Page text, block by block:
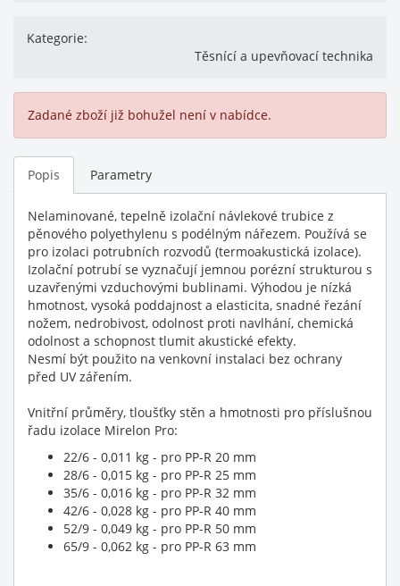
Kategorie:
Těsnící a upevňovací technika
Zadané zboží již bohužel není v nabídce.
Popis Parametry
Nelaminované, tepelně izolační návlekové trubice z
pěnového polyethylenu s podélným nářezem. Používá se
pro izolaci potrubních rozvodů (termoakustická izolace).
Izolační potrubí se vyznačují jemnou porézní strukturou s
uzavřenými vzduchovými bublinami. Výhodou je nízká
hmotnost, vysoká poddajnost a elasticita, snadné řezání
nožem, nedrobivost, odolnost proti navlhání, chemická
odolnost a schopnost tlumit akustické efekty.
Nesmí být použito na venkovní instalaci bez ochrany
před UV zářením.
Vnitřní průměry, tloušťky stěn a hmotnosti pro příslušnou
řadu izolace Mirelon Pro:
22/6 - 0,011 kg - pro PP-R 20 mm
28/6 - 0,015 kg - pro PP-R 25 mm
35/6 - 0,016 kg - pro PP-R 32 mm
42/6 - 0,028 kg - pro PP-R 40 mm
52/9 - 0,049 kg - pro PP-R 50 mm
65/9 - 0,062 kg - pro PP-R 63 mm